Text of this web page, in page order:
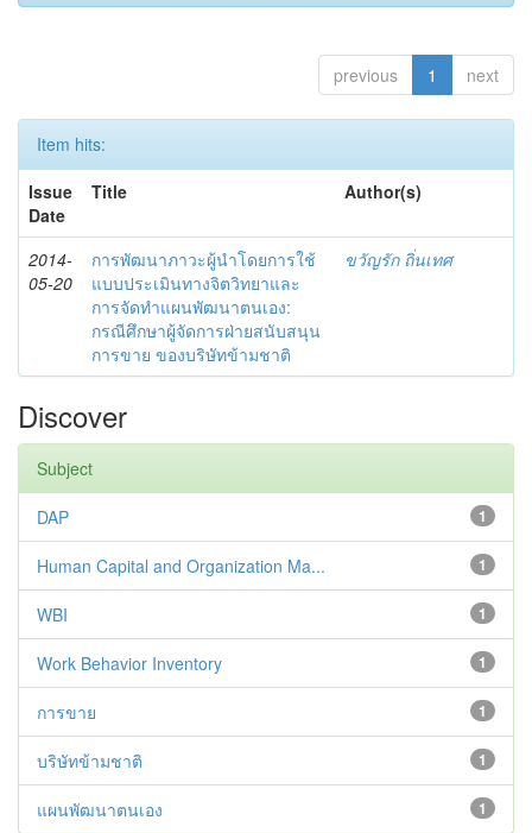
previous 1 next
Item hits:
Issue
Date
Title Author(s)
2014-
05-20
การพัฒนาภาวะผู้นำโดยการใช้
แบบประเมินทางจิตวิทยาและ
การจัดทำแผนพัฒนาตนเอง:
กรณีศึกษาผู้จัดการฝ่ายสนับสนุน
การขาย ของบริษัทข้ามชาติ
ขวัญรัก ถิ่นเทศ
Discover
Subject
1
DAP
1
Human Capital and Organization Ma...
1
WBI
1
Work Behavior Inventory
1
การขาย
1
บริษัทข้ามชาติ
1
แผนพัฒนาตนเอง